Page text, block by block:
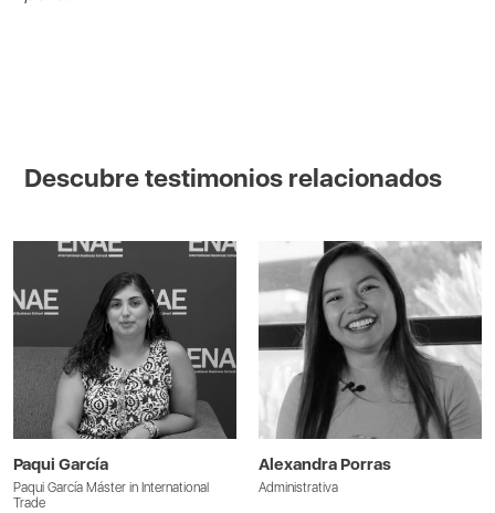
Descubre testimonios relacionados
Paqui García
Paqui García Máster in International
Trade
Alexandra Porras
Administrativa